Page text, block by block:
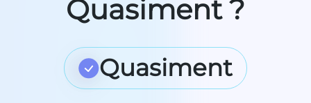
Quasiment ?
Quasiment